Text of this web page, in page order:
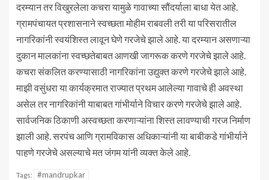
दरम्यान तर विखुरलेला कचरा यामुळे गावाच्या सौंदर्याला बाधा येत आहे.
ग्रामपंचायत प्रशासनाने स्वच्छता मोहीम राबवली तरी या परिसरातील
नागरिकांनी स्वयंशिस्त लावून घेणे गरजेचे झाले आहे. या दरम्यान असणाऱ्या
दुकान मालकांना स्वच्छतेबाबत आणखी जागरूक करणे गरजेचे झाले आहे.
कचरा संकलित करण्यासाठी नागरिकांना उद्युक्त करणे गरजेचे झाले आहे.
माझी वसुंधरा या कार्यक्रमात राज्यात प्रथम आलेल्या गावाचे ही अवस्था
असेल तर नागरिकांनी याबाबत गांभीर्याने विचार करणे गरजेचे झाले आहे.
सार्वजनिक ठिकाणी अस्वच्छता करणाऱ्यांना शिस्त लावण्याची गरज निर्माण
झाली आहे. सरपंच आणि ग्रामविकास अधिकाऱ्यांनी या बाबीकडे गांभीर्याने
पाहणे गरजेचे असल्याचे मत जंगम यांनी व्यक्त केले आहे.
Tags: #mandrupkar